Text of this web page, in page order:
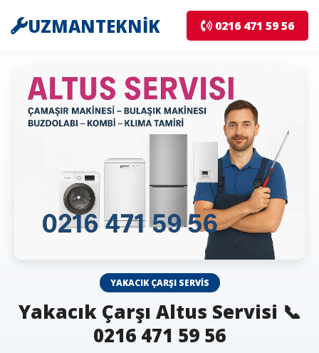
UZMANTEKNİK 0216 471 59 56
YAKACIK ÇARŞI SERVIS
Yakacık Çarşı Altus Servisi 📞
0216 471 59 56